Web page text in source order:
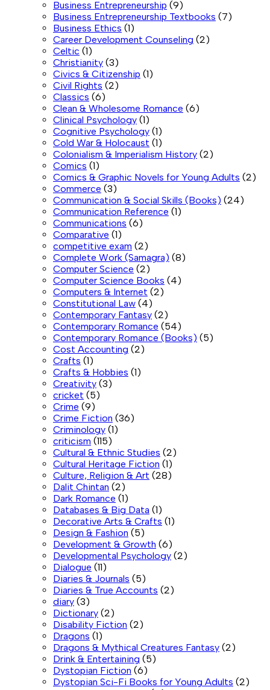
Business Entrepreneurship (9)
Business Entrepreneurship Textbooks (7)
Business Ethics (1)
Career Development Counseling (2)
Celtic (1)
Christianity (3)
Civics & Citizenship (1)
Civil Rights (2)
Classics (6)
Clean & Wholesome Romance (6)
Clinical Psychology (1)
Cognitive Psychology (1)
Cold War & Holocaust (1)
Colonialism & Imperialism History (2)
Comics (1)
Comics & Graphic Novels for Young Adults (2)
Commerce (3)
Communication & Social Skills (Books) (24)
Communication Reference (1)
Communications (6)
Comparative (1)
competitive exam (2)
Complete Work (Samagra) (8)
Computer Science (2)
Computer Science Books (4)
Computers & Internet (2)
Constitutional Law (4)
Contemporary Fantasy (2)
Contemporary Romance (54)
Contemporary Romance (Books) (5)
Cost Accounting (2)
Crafts (1)
Crafts & Hobbies (1)
Creativity (3)
cricket (5)
Crime (9)
Crime Fiction (36)
Criminology (1)
criticism (115)
Cultural & Ethnic Studies (2)
Cultural Heritage Fiction (1)
Culture, Religion & Art (28)
Dalit Chintan (2)
Dark Romance (1)
Databases & Big Data (1)
Decorative Arts & Crafts (1)
Design & Fashion (5)
Development & Growth (6)
Developmental Psychology (2)
Dialogue (11)
Diaries & Journals (5)
Diaries & True Accounts (2)
diary (3)
Dictionary (2)
Disability Fiction (2)
Dragons (1)
Dragons & Mythical Creatures Fantasy (2)
Drink & Entertaining (5)
Dystopian Fiction (6)
Dystopian Sci-Fi Books for Young Adults (2)